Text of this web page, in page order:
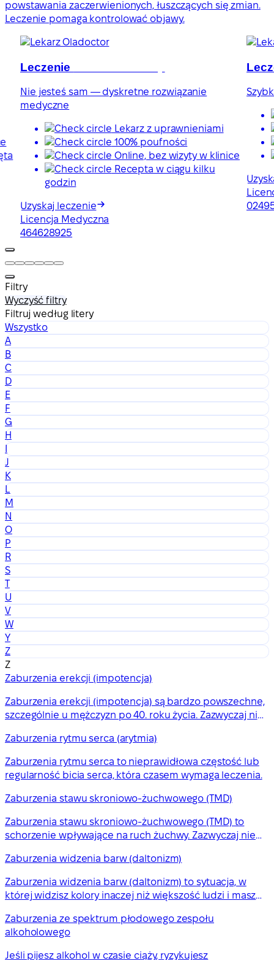
powstawania zaczerwienionych, łuszczących się zmian.
Leczenie pomaga kontrolować objawy.
Leczenie
Nie jesteś sam — dyskretne rozwiązanie
medyczne
Lekarz z uprawnieniami
100% poufności
Online, bez wizyty w klinice
Recepta w ciągu kilku
godzin
Uzyskaj leczenie
Licencja Medyczna
464628925
Filtry
Wyczyść filtry
Filtruj według litery
Wszystko
A
B
C
D
E
F
G
H
I
J
K
L
M
N
O
P
R
S
T
U
V
W
Y
Z
Z
Zaburzenia erekcji (impotencja)
Zaburzenia erekcji (impotencja) są bardzo powszechne,
szczególnie u mężczyzn po 40. roku życia. Zazwyczaj nie
rodzinnym, jeśli problem się powtarza.
Zaburzenia rytmu serca (arytmia)
Zaburzenia rytmu serca to nieprawidłowa częstość lub
regularność bicia serca, która czasem wymaga leczenia.
Zaburzenia stawu skroniowo-żuchwowego (TMD)
Zaburzenia stawu skroniowo-żuchwowego (TMD) to
schorzenie wpływające na ruch żuchwy. Zazwyczaj nie
Zaburzenia widzenia barw (daltonizm)
Zaburzenia widzenia barw (daltonizm) to sytuacja, w
której widzisz kolory inaczej niż większość ludzi i masz
niedoboru widzenia barw, który jest dziedziczny, ale
ludzie zazwyczaj adaptują się do życia z nim.
Zaburzenia ze spektrum płodowego zespołu
alkoholowego
Jeśli pijesz alkohol w czasie ciąży, ryzykujesz